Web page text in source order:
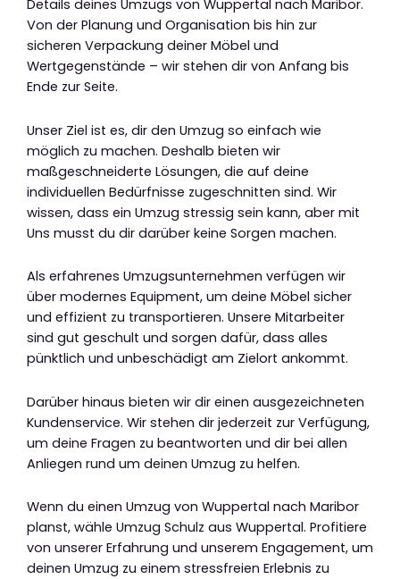
Details deines Umzugs von Wuppertal nach Maribor.
Von der Planung und Organisation bis hin zur
sicheren Verpackung deiner Möbel und
Wertgegenstände – wir stehen dir von Anfang bis
Ende zur Seite.
Unser Ziel ist es, dir den Umzug so einfach wie
möglich zu machen. Deshalb bieten wir
maßgeschneiderte Lösungen, die auf deine
individuellen Bedürfnisse zugeschnitten sind. Wir
wissen, dass ein Umzug stressig sein kann, aber mit
Uns musst du dir darüber keine Sorgen machen.
Als erfahrenes Umzugsunternehmen verfügen wir
über modernes Equipment, um deine Möbel sicher
und effizient zu transportieren. Unsere Mitarbeiter
sind gut geschult und sorgen dafür, dass alles
pünktlich und unbeschädigt am Zielort ankommt.
Darüber hinaus bieten wir dir einen ausgezeichneten
Kundenservice. Wir stehen dir jederzeit zur Verfügung,
um deine Fragen zu beantworten und dir bei allen
Anliegen rund um deinen Umzug zu helfen.
Wenn du einen Umzug von Wuppertal nach Maribor
planst, wähle Umzug Schulz aus Wuppertal. Profitiere
von unserer Erfahrung und unserem Engagement, um
deinen Umzug zu einem stressfreien Erlebnis zu